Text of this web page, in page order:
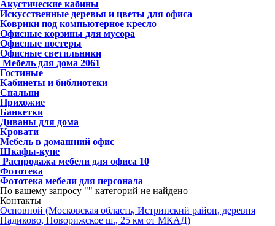
Акустические кабины
Искусственные деревья и цветы для офиса
Коврики под компьютерное кресло
Офисные корзины для мусора
Офисные постеры
Офисные светильники
Мебель для дома 2061
Гостиные
Кабинеты и библиотеки
Спальни
Прихожие
Банкетки
Диваны для дома
Кровати
Мебель в домашний офис
Шкафы-купе
Распродажа мебели для офиса 10
Фототека
Фототека мебели для персонала
По вашему запросу "" категорий не найдено
Контакты
Основной (Московская область, Истринский район, деревня
Падиково, Новорижское ш., 25 км от МКАД)